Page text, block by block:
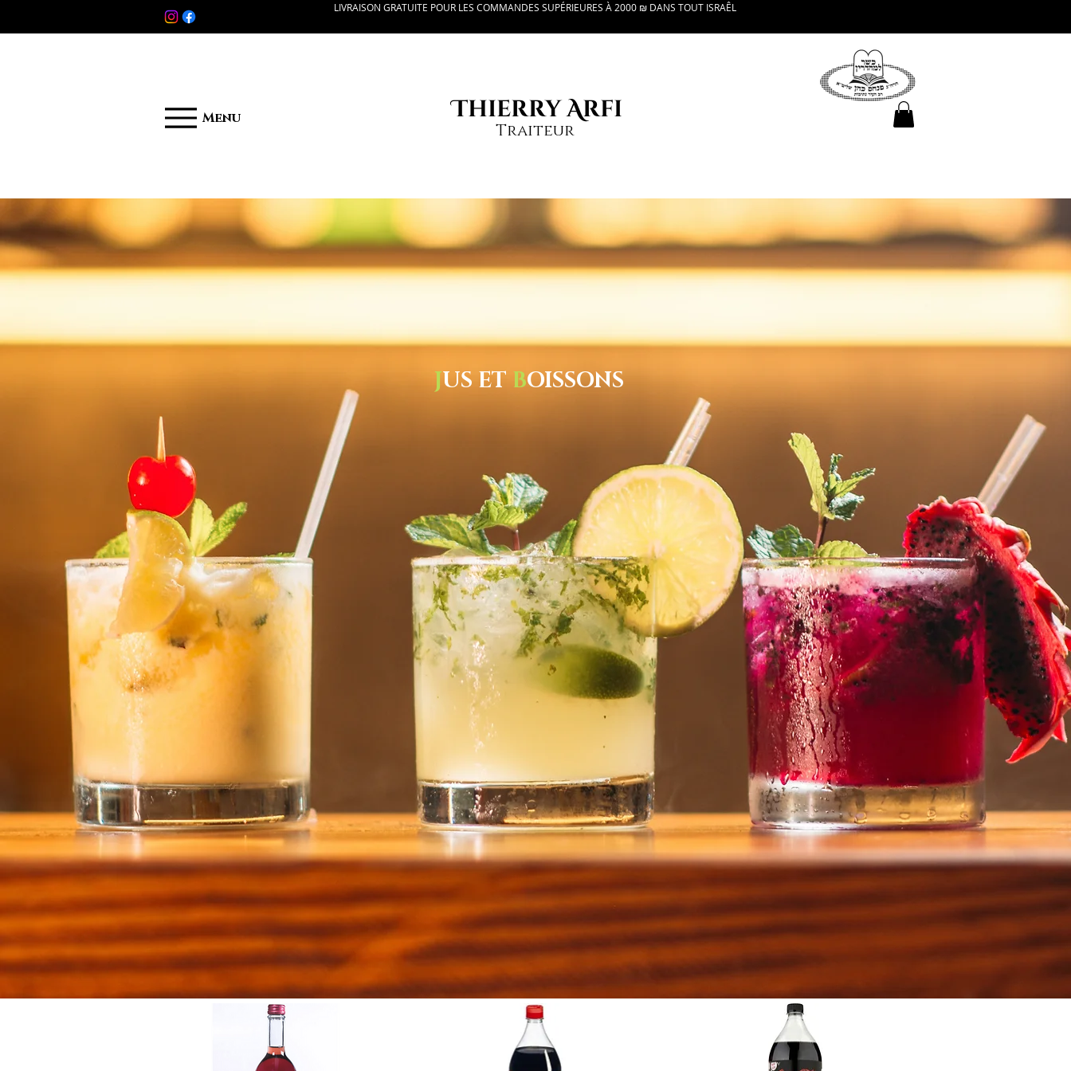
LIVRAISON GRATUITE POUR LES COMMANDES SUPÉRIEURES À 2000 ₪ DANS TOUT ISRAÊL
Menu Thierry Arfi
Traiteur
JUS ET BOISSONS